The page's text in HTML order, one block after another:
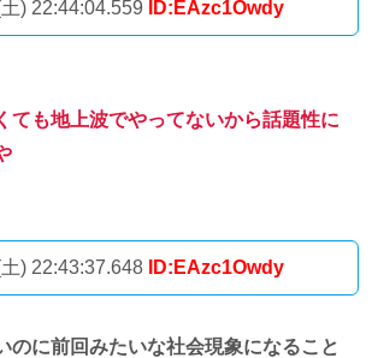
) 22:44:04.559 ID:EAzc1Owdy
ても地上波でやってないから話題性に
) 22:43:37.648 ID:EAzc1Owdy
のに前回みたいな社会現象になること